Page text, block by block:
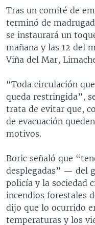
Tras un comité de
terminó de
se instaurará un
mañana y las 12 del
Viña del Mar,
“Toda circulación
queda restringida”,
trata de evitar que,
de evacuación
motivos.
Boric señaló que
desplegadas” — del
policía y la sociedad
incendios forestales
dijo que lo ocurrido
temperaturas y los